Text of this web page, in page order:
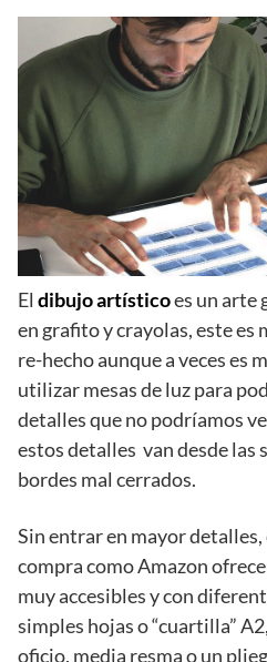
El dibujo artísticoes un arte
en grafito y crayolas, este es
re-hecho aunque a veces es
utilizar mesas de luz para
detalles que no podríamos
estos detalles van desde las
bordes mal cerrados.
Sin entrar en mayor
compra como Amazon
muy accesibles y con
simples hojas o “cuartilla”
oficio, media resma o un